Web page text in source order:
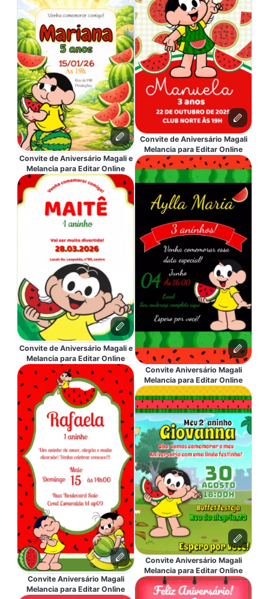
Convite de Aniversário Magali e
Melancia para Editar Online
Convite de Aniversário Magali e
Melancia para Editar Online
Convite Aniversário Magali
Melancia para Editar Online
Convite de Aniversário Magali
Melancia para Editar Online
Convite Aniversário Magali
Melancia para Editar Online
Convite Aniversário Magali
Melancia para Editar Online